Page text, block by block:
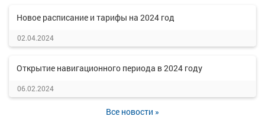
Новое расписание и тарифы на 2024 год
02.04.2024
Открытие навигационного периода в 2024 году
06.02.2024
Все новости »